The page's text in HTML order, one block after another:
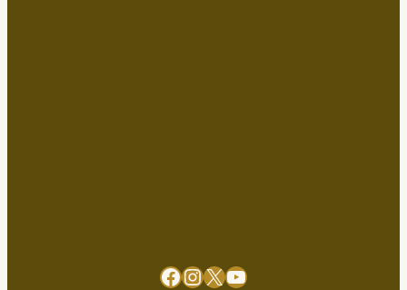
Facebook
Instagram
X YouTube